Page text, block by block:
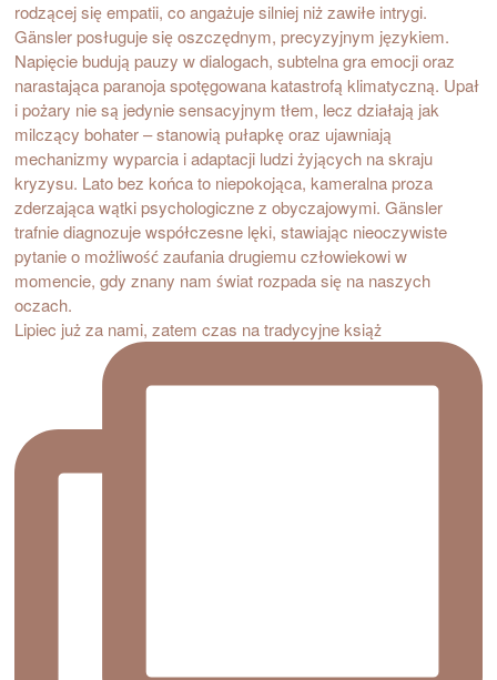
Lipiec już za nami, zatem czas na tradycyjne książ